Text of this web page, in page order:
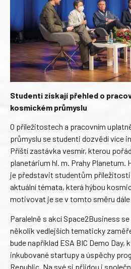
Studenti získají přehled o
kosmickém průmyslu
O příležitostech a pracovním
průmyslu se studenti dozvědí více
Příští zastávka vesmír, kterou
planetárium hl. m. Prahy Planetum.
je představit studentům příležitosti
aktuální témata, která hýbou
motivovat je se v tomto směru
Paralelně s akcí Space2Business
několik vedlejších tematicky
bude například ESA BIC Demo Day,
inkubované startupy a úspěchy
Republic. Na své si přijdou i